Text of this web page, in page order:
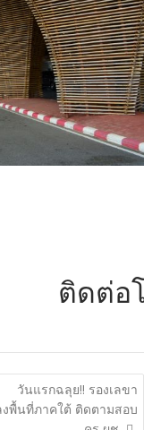
ต่อโฆษณา
วันแรกฉลุย!! รองเลขา
งพื้นที่ภาคใต้ ติดตามสอบ